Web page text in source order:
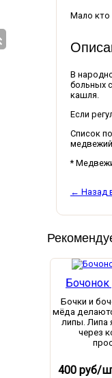
Мало кто
В
больных
кашля.
Если
Список
*
← Назад
Бочки и
мёда
липы. Липа
через
400 руб/